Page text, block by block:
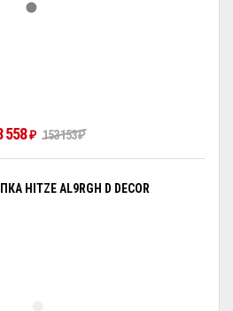
558₽ 153 153₽
HITZE AL9RGH D DECOR